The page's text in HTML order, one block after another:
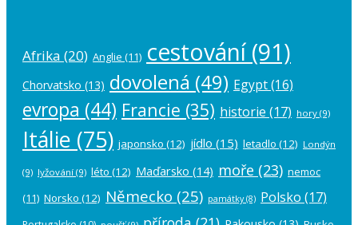
Afrika (20) Anglie (11) cestování(91)
Chorvatsko (13) dovolená (49) Egypt(16)
evropa (44) Francie (35) historie (17) hory (9)
Itálie (75) japonsko (12) jídlo (15) letadlo (12) Londýn
(9) lyžování (9) léto (12) Maďarsko (14) moře (23) nemoc
(11) Norsko (12) Německo (25) památky(8) Polsko (17)